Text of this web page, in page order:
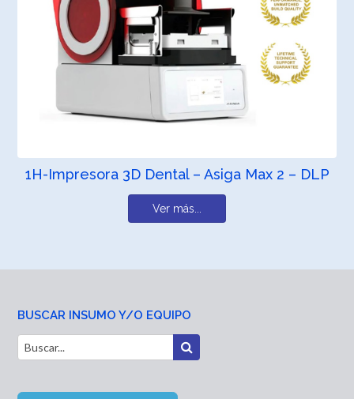
1H-Impresora 3D Dental – Asiga Max 2 – DLP
Ver más...
BUSCAR INSUMO Y/O EQUIPO